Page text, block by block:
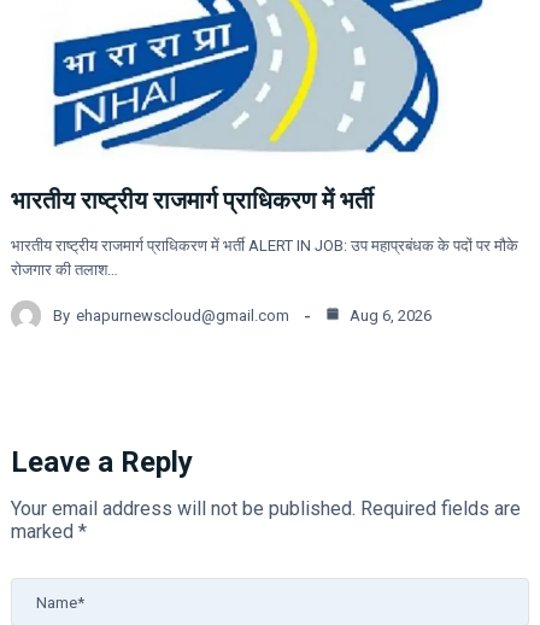
भारतीय राष्ट्रीय राजमार्ग प्राधिकरण में भर्ती
भारतीय राष्ट्रीय राजमार्ग प्राधिकरण में भर्ती ALERT IN JOB: उप महाप्रबंधक के पदों पर मौके
रोजगार की तलाश…
By ehapurnewscloud@gmail.com Aug 6, 2026
Leave a Reply
Your email address will not be published. Required fields are
marked *
Name*